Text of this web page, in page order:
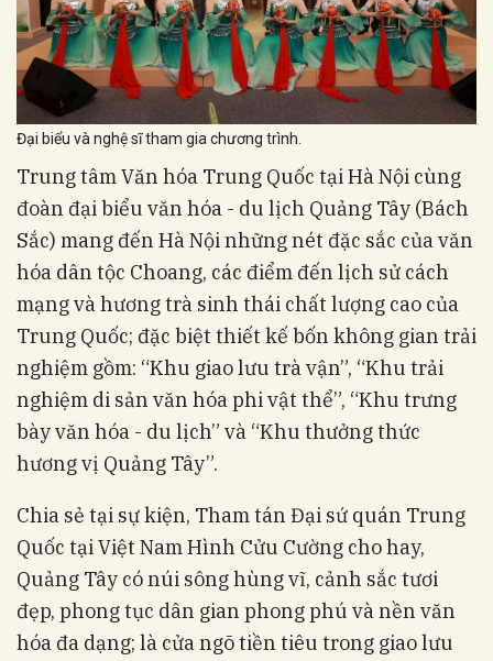
Đại biểu và nghệ sĩ tham gia chương trình.
Trung tâm Văn hóa Trung Quốc tại Hà Nội cùng
đoàn đại biểu văn hóa - du lịch Quảng Tây (Bách
Sắc) mang đến Hà Nội những nét đặc sắc của văn
hóa dân tộc Choang, các điểm đến lịch sử cách
mạng và hương trà sinh thái chất lượng cao của
Trung Quốc; đặc biệt thiết kế bốn không gian trải
nghiệm gồm: “Khu giao lưu trà vận”, “Khu trải
nghiệm di sản văn hóa phi vật thể”, “Khu trưng
bày văn hóa - du lịch” và “Khu thưởng thức
hương vị Quảng Tây”.
Chia sẻ tại sự kiện, Tham tán Đại sứ quán Trung
Quốc tại Việt Nam Hình Cửu Cường cho hay,
Quảng Tây có núi sông hùng vĩ, cảnh sắc tươi
đẹp, phong tục dân gian phong phú và nền văn
hóa đa dạng; là cửa ngõ tiền tiêu trong giao lưu